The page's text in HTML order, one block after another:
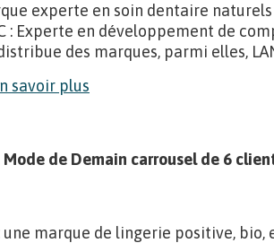
experte en soin dentaire
: Experte en développement de
distribue des marques, parmi elles,
savoir plus
de Demain carrousel de 6
une marque de lingerie positive,